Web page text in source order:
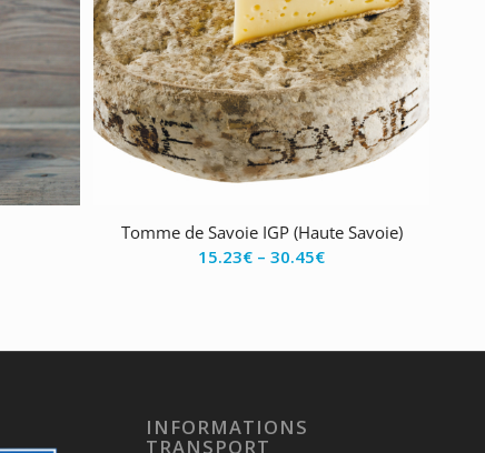
Tomme de Savoie IGP (Haute Savoie)
15.23€ –30.45€
INFORMATIONS
TRANSPORT